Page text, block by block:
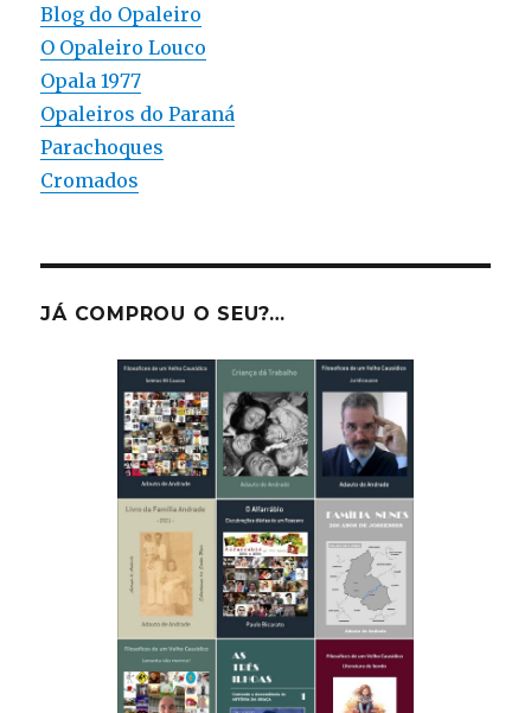
Blog do Opaleiro
O Opaleiro Louco
Opala 1977
Opaleiros do Paraná
Parachoques
Cromados
JÁ COMPROU O SEU?…